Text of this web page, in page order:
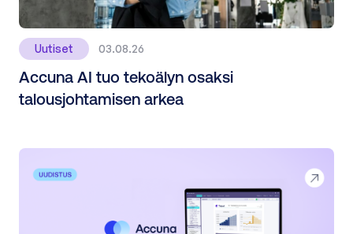
Accuna AI tuo tekoälyn osaksi
talousjohtamisen arkea
Uutiset 03.08.26